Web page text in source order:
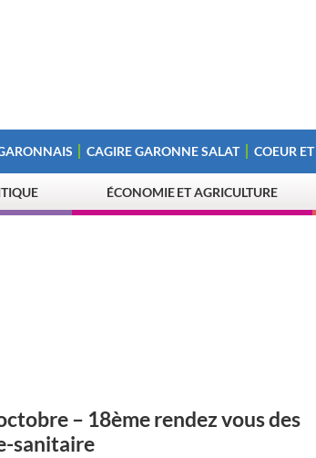
CAGIRE GARONNE SALAT COEUR
ÉCONOMIE ET AGRICULTURE
– 18ème rendez vous des
sanitaire